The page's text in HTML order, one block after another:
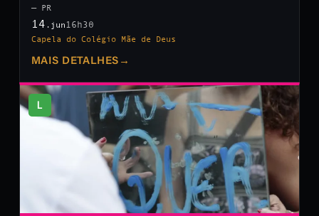
— PR
14 .jun 16h30
Capela do Colégio Mãe de Deus
MAIS DETALHES →
L